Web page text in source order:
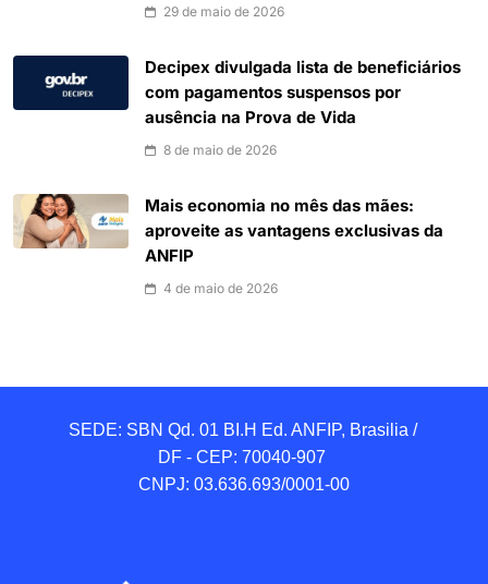
29 de maio de 2026
Decipex divulgada lista de beneficiários
com pagamentos suspensos por
ausência na Prova de Vida
8 de maio de 2026
Mais economia no mês das mães:
aproveite as vantagens exclusivas da
ANFIP
4 de maio de 2026
SEDE: SBN Qd. 01 BI.H Ed. ANFIP, Brasilia /
DF - CEP: 70040-907
CNPJ: 03.636.693/0001-00